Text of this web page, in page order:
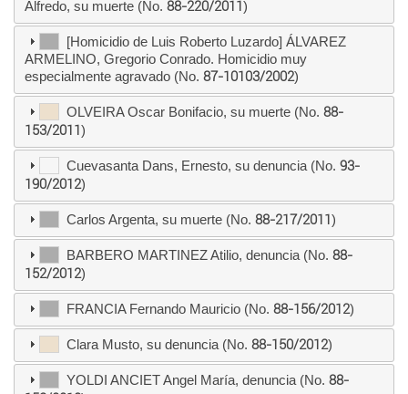
Alfredo, su muerte (No. 88-220/2011 )
[Homicidio de Luis Roberto Luzardo] ÁLVAREZ
ARMELINO, Gregorio Conrado. Homicidio muy
especialmente agravado (No. 87-10103/2002)
OLVEIRA Oscar Bonifacio, su muerte (No. 88-
153/2011 )
Cuevasanta Dans, Ernesto, su denuncia (No. 93-
190/2012)
Carlos Argenta, su muerte (No. 88-217/2011 )
BARBERO MARTINEZ Atilio, denuncia (No. 88-
152/2012)
FRANCIA Fernando Mauricio (No. 88-156/2012)
Clara Musto, su denuncia (No. 88-150/2012)
YOLDI ANCIET Angel María, denuncia (No. 88-